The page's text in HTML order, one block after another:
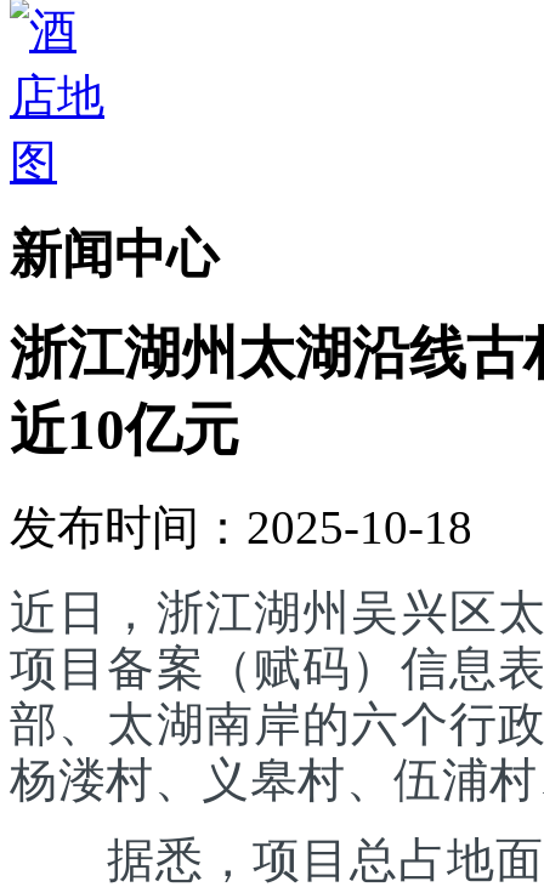
新闻中心
浙江湖州太湖沿线
近10亿元
发布时间：2025-10-18
近日，浙江湖州吴兴区
项目备案（赋码）信息
部、太湖南岸的六个行
杨溇村、义皋村、伍浦
据悉，项目总占地面